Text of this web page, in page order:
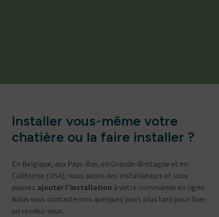
Installer vous-même votre
chatière ou la faire installer ?
En Belgique, aux Pays-Bas, en Grande-Bretagne et en
Californie (USA), nous avons des installateurs et vous
pouvez ajouter l’installation à votre commande en ligne.
Nous vous contacterons quelques jours plus tard pour fixer
un rendez-vous.